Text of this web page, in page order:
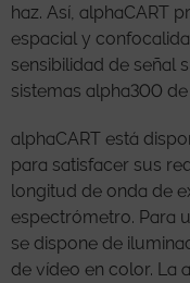
haz. Así, alphaCART
espacial y
sensibilidad de señal
sistemas alpha300 de
alphaCART está
para satisfacer sus
longitud de onda de
espectrómetro. Para
se dispone de
de vídeo en color. La